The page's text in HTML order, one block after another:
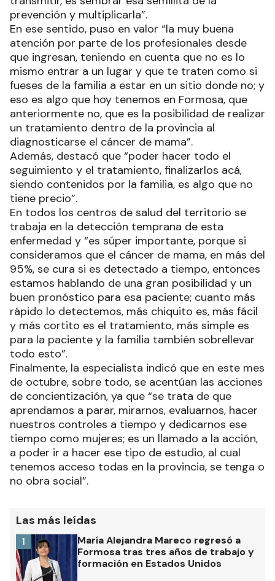
prevención y multiplicarla”.
En ese sentido, puso en valor “la muy buena
atención por parte de los profesionales desde
que ingresan, teniendo en cuenta que no es lo
mismo entrar a un lugar y que te traten como si
fueses de la familia a estar en un sitio donde no; y
eso es algo que hoy tenemos en Formosa, que
anteriormente no, que es la posibilidad de realizar
un tratamiento dentro de la provincia al
diagnosticarse el cáncer de mama”.
Además, destacó que “poder hacer todo el
seguimiento y el tratamiento, finalizarlos acá,
siendo contenidos por la familia, es algo que no
tiene precio”.
En todos los centros de salud del territorio se
trabaja en la detección temprana de esta
enfermedad y “es súper importante, porque si
consideramos que el cáncer de mama, en más del
95%, se cura si es detectado a tiempo, entonces
estamos hablando de una gran posibilidad y un
buen pronóstico para esa paciente; cuanto más
rápido lo detectemos, más chiquito es, más fácil
y más cortito es el tratamiento, más simple es
para la paciente y la familia también sobrellevar
todo esto”.
Finalmente, la especialista indicó que en este mes
de octubre, sobre todo, se acentúan las acciones
de concientización, ya que “se trata de que
aprendamos a parar, mirarnos, evaluarnos, hacer
nuestros controles a tiempo y dedicarnos ese
tiempo como mujeres; es un llamado a la acción,
a poder ir a hacer ese tipo de estudio, al cual
tenemos acceso todas en la provincia, se tenga o
no obra social”.
Las más leídas
María Alejandra Mareco regresó a
Formosa tras tres años de trabajo y
formación en Estados Unidos
1